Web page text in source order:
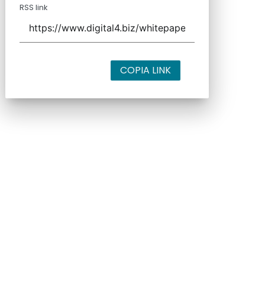
RSS link
COPIA LINK